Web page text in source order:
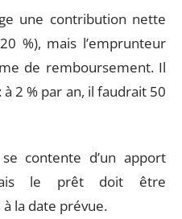
une contribution nette
%), mais l’emprunteur
de remboursement. Il
2 % par an, il faudrait 50
contente d’un apport
le prêt doit être
la date prévue.